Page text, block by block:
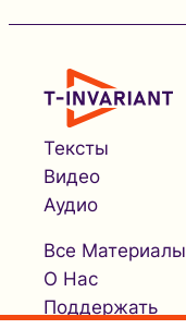
Тексты
Видео
Аудио
Все Материалы
О Нас
Поддержать